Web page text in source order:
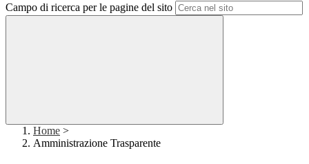
Campo di ricerca per le pagine del sito
Home >
Amministrazione Trasparente